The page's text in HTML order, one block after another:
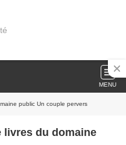
MENU
public Un couple pervers
livres du domaine